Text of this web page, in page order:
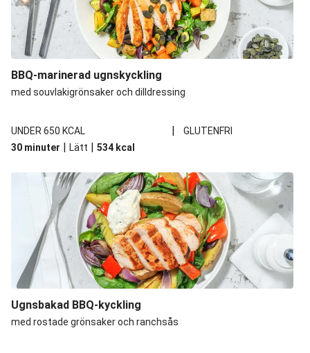
BBQ-marinerad ugnskyckling
med souvlakigrönsaker och dilldressing
UNDER 650 KCAL |
GLUTENFRI
30 minuter | Lätt | 534 kcal
Ugnsbakad BBQ-kyckling
med rostade grönsaker och ranchsås